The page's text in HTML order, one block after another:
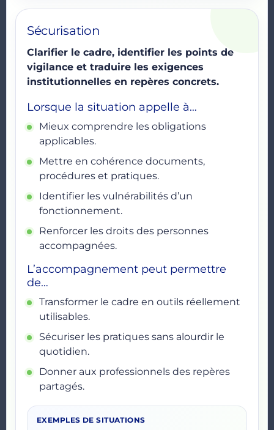
Sécurisation
Clarifier le cadre, identifier les points de
vigilance et traduire les exigences
institutionnelles en repères concrets.
Lorsque la situation appelle à…
Mieux comprendre les obligations
applicables.
Mettre en cohérence documents,
procédures et pratiques.
Identifier les vulnérabilités d’un
fonctionnement.
Renforcer les droits des personnes
accompagnées.
L’accompagnement peut permettre
de…
Transformer le cadre en outils réellement
utilisables.
Sécuriser les pratiques sans alourdir le
quotidien.
Donner aux professionnels des repères
partagés.
EXEMPLES DE SITUATIONS